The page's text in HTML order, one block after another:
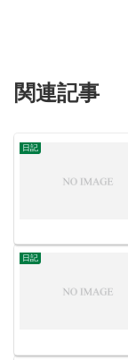
関連記事
日記
日記